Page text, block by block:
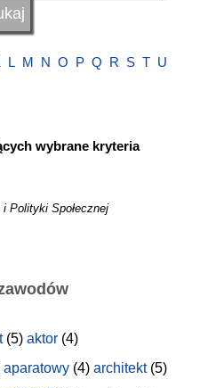
L M N O P Q R S T U
wybrane kryteria
Polityki Społecznej
(5) aktor (4)
aparatowy (4) architekt(5)